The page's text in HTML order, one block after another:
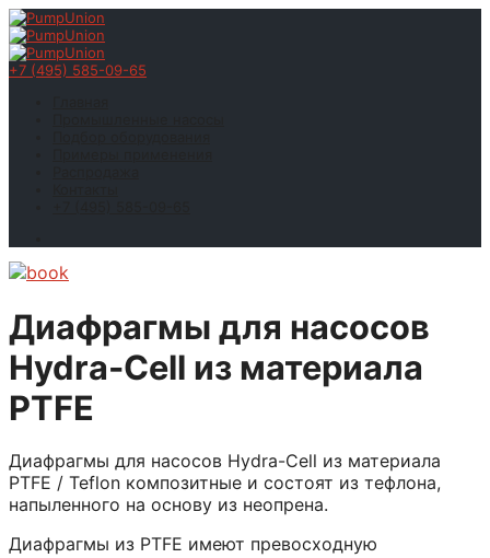
+7 (495) 585-09-65
Диафрагмы для насосов
Hydra-Cell из материала
PTFE
Диафрагмы для насосов Hydra-Cell из материала
PTFE / Teflon композитные и состоят из тефлона,
напыленного на основу из неопрена.
Диафрагмы из PTFE имеют превосходную